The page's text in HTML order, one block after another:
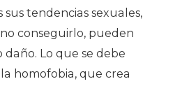
tendencias sexuales,
conseguirlo, pueden
daño. Lo que se debe
homofobia, que crea